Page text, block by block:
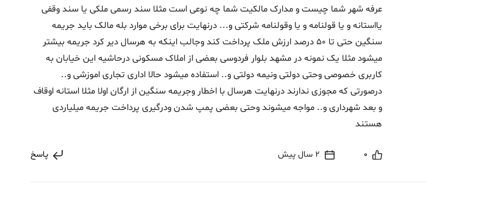
عرفه شهر شما چیست و مدارک مالکیت شما چه نوعی است مثلا سند رسمی ملکی یا سند وقفی
یااستانه و یا قولنامه و یا وقولنامه شرکتی و... درنهایت برای برخی موارد بله مالک باید جریمه
سنگین حتی تا 50 درصد ارزش ملک پرداخت کند وجالب اینکه به هرسال دیر کرد جریمه بیشتر
میشود مثلا یک نمونه در مشهد بلوار فردوسی بعضی از املاک مسکونی درحاشیه این خیابان به
کاربری خصوصی وحتی دولتی ونیمه دولتی و.. استفاده میشود حالا اداری تجاری اموزشی و..
درصورتی که مجوزی ندارند درنهایت هرسال با اخطار وجریمه سنگین از ارگان اولا مثلا استانه اوقاف
و بعد شهرداری و.. مواجه میشوند وحتی بعضی پمپ شدن ودرگیری پرداخت جریمه میلیاردی
هستند
0 2 سال پیش پاسخ